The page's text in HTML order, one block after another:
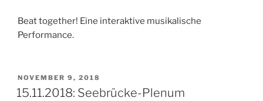
Beat together! Eine interaktive musikalische
Performance.
VERÖFFENTLICHT
AM
NOVEMBER 9, 2018
15.11.2018: Seebrücke-Plenum